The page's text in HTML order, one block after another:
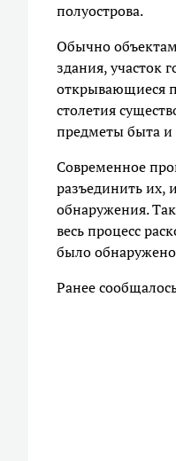
полуострова.
Обычно
здания, участок
открывающиеся
столетия
предметы быта и
Современное
разъединить их,
обнаружения.
весь процесс
было обнаружено
Ранее